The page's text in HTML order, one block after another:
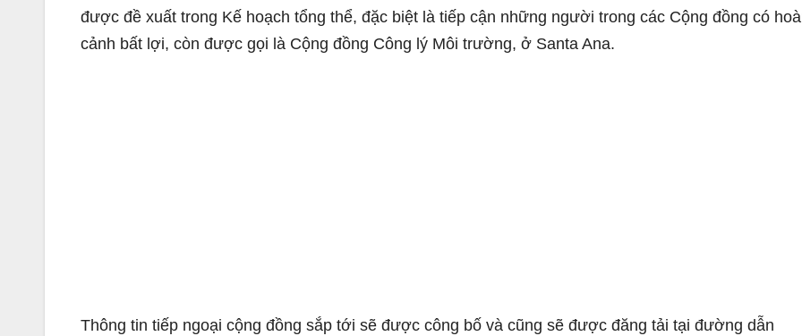
được đề xuất trong Kế hoạch tổng thể, đặc biệt là tiếp cận những người trong các Cộng đồng có
cảnh bất lợi, còn được gọi là Cộng đồng Công lý Môi trường, ở Santa Ana.
Thông tin tiếp ngoại cộng đồng sắp tới sẽ được công bố và cũng sẽ được đăng tải tại đường dẫn